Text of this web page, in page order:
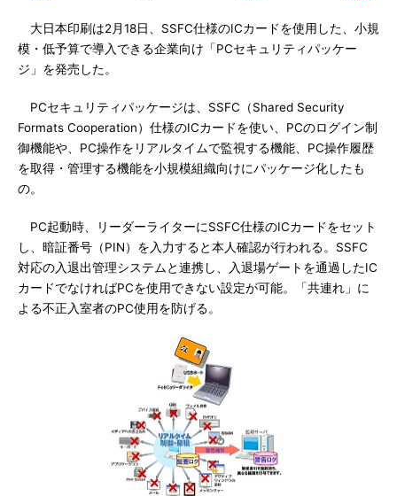
大日本印刷は2月18日、SSFC仕様のICカードを使用した、小規
模・低予算で導入できる企業向け「PCセキュリティパッケー
ジ」を発売した。
PCセキュリティパッケージは、SSFC（Shared Security
Formats Cooperation）仕様のICカードを使い、PCのログイン制
御機能や、PC操作をリアルタイムで監視する機能、PC操作履歴
を取得・管理する機能を小規模組織向けにパッケージ化したも
の。
PC起動時、リーダーライターにSSFC仕様のICカードをセット
し、暗証番号（PIN）を入力すると本人確認が行われる。SSFC
対応の入退出管理システムと連携し、入退場ゲートを通過したIC
カードでなければPCを使用できない設定が可能。「共連れ」に
よる不正入室者のPC使用を防げる。